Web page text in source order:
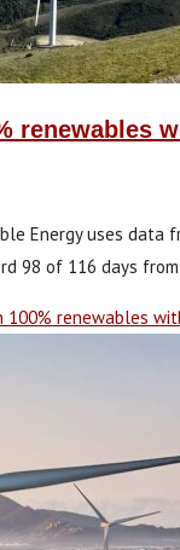
renewables
Energy uses
98 of 116 days
100% renewables